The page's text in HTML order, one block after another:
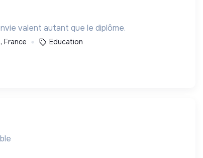
valent autant que le diplôme.
France Education